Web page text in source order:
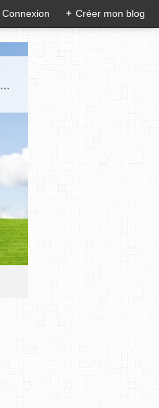
Connexion + Créer mon blog
Voici une sélection de certaines de mes recettes "gourmandise sante (spécial diabétique) et plaisir : les saveurs simples retrouvées, plaisir des yeux.